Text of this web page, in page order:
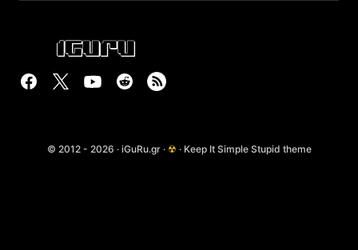
© 2012 - 2026 · iGuRu.gr · ☢ · Keep It Simple Stupid theme